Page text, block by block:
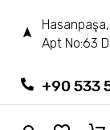
Apt No:63
+90 533